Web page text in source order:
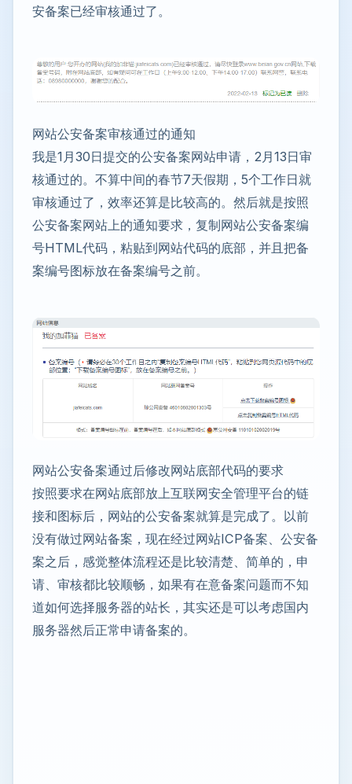
安备案已经审核通过了。
网站公安备案审核通过的通知
我是1月30日提交的公安备案网站申请，2月13日审
核通过的。不算中间的春节7天假期，5个工作日就
审核通过了，效率还算是比较高的。然后就是按照
公安备案网站上的通知要求，复制网站公安备案编
号HTML代码，粘贴到网站代码的底部，并且把备
案编号图标放在备案编号之前。
网站公安备案通过后修改网站底部代码的要求
按照要求在网站底部放上互联网安全管理平台的链
接和图标后，网站的公安备案就算是完成了。以前
没有做过网站备案，现在经过网站ICP备案、公安备
案之后，感觉整体流程还是比较清楚、简单的，申
请、审核都比较顺畅，如果有在意备案问题而不知
道如何选择服务器的站长，其实还是可以考虑国内
服务器然后正常申请备案的。